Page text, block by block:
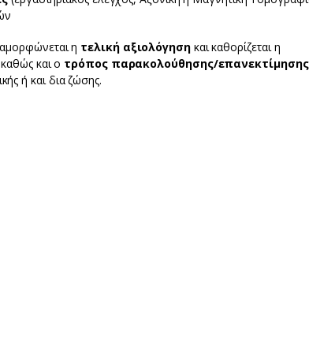
η τελική αξιολόγησηκαι καθορίζεται η
και ο τρόπος παρακολούθησης/επανεκτίμησης
ή και δια ζώσης.